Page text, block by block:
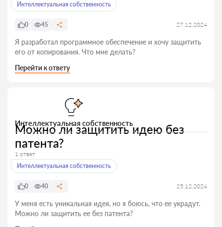
Интеллектуальная собственность
0 45 27.12.2024
Я разработал программное обеспечение и хочу защитить
его от копирования. Что мне делать?
Перейти к ответу
Интеллектуальная собственность
Можно ли защитить идею без
патента?
1 ответ
Интеллектуальная собственность
0 40 25.12.2024
У меня есть уникальная идея, но я боюсь, что ее украдут.
Можно ли защитить ее без патента?